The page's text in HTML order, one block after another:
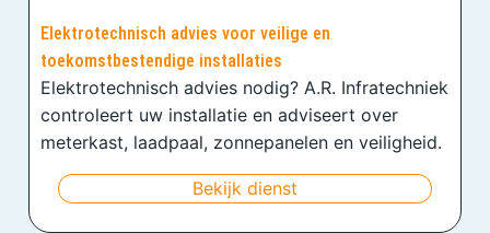
Elektrotechnisch advies voor veilige en
toekomstbestendige installaties
Elektrotechnisch advies nodig? A.R. Infratechniek
controleert uw installatie en adviseert over
meterkast, laadpaal, zonnepanelen en veiligheid.
Bekijk dienst